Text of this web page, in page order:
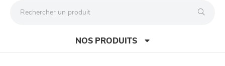
NOS PRODUITS